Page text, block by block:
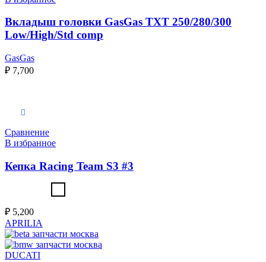
Вкладыш головки GasGas TXT 250/280/300
Low/High/Std comp
GasGas
₽ 7,700
Сравнение
В избранное
Кепка Racing Team S3 #3
₽ 5,200
APRILIA
DUCATI